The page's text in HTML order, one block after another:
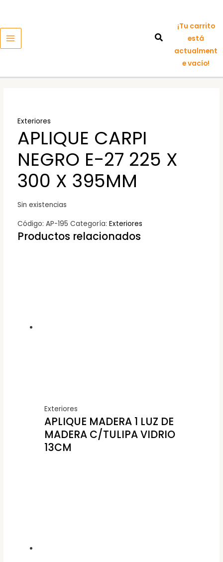
contenido
MENU
¡Tu carrito
está
actualment
e vacío!
Exteriores
APLIQUE CARPI
NEGRO E-27 225 X
300 X 395MM
Sin existencias
Código: AP-195 Categoría: Exteriores
Productos relacionados
Exteriores
APLIQUE MADERA 1 LUZ DE
MADERA C/TULIPA VIDRIO
13CM